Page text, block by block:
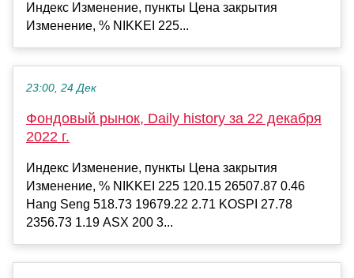
Индекс Изменение, пункты Цена закрытия
Изменение, % NIKKEI 225...
23:00, 24 Дек
Фондовый рынок, Daily history за 22 декабря
2022 г.
Индекс Изменение, пункты Цена закрытия
Изменение, % NIKKEI 225 120.15 26507.87 0.46
Hang Seng 518.73 19679.22 2.71 KOSPI 27.78
2356.73 1.19 ASX 200 3...